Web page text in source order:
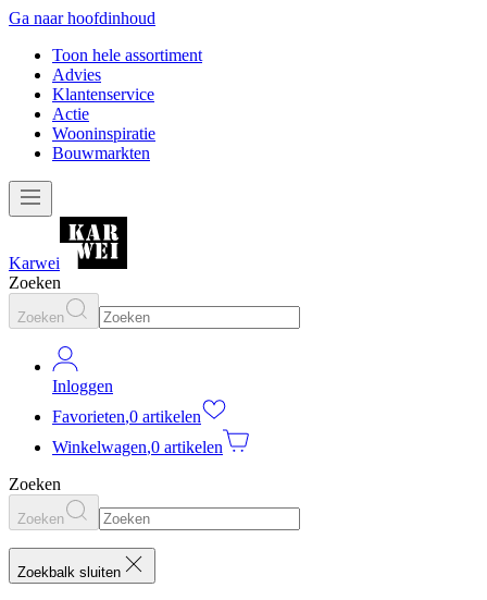
Ga naar hoofdinhoud
Toon hele assortiment
Advies
Klantenservice
Actie
Wooninspiratie
Bouwmarkten
Karwei
Zoeken
Zoeken
Inloggen
Favorieten,0 artikelen
Winkelwagen,0 artikelen
Zoeken
Zoeken
Zoekbalk sluiten